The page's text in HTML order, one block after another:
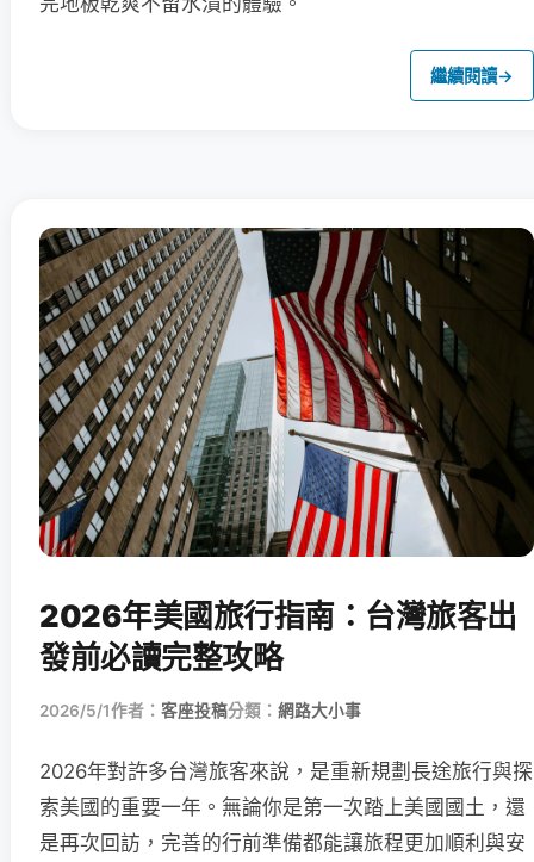
繼續閱讀→
2026年美國旅行指南：台灣旅客出
發前必讀完整攻略
2026/5/1作者： 客座投稿分類： 網路大小事
2026年對許多台灣旅客來說，是重新規劃長途旅行與探
索美國的重要一年。無論你是第一次踏上美國國土，還
是再次回訪，完善的行前準備都能讓旅程更加順利與安